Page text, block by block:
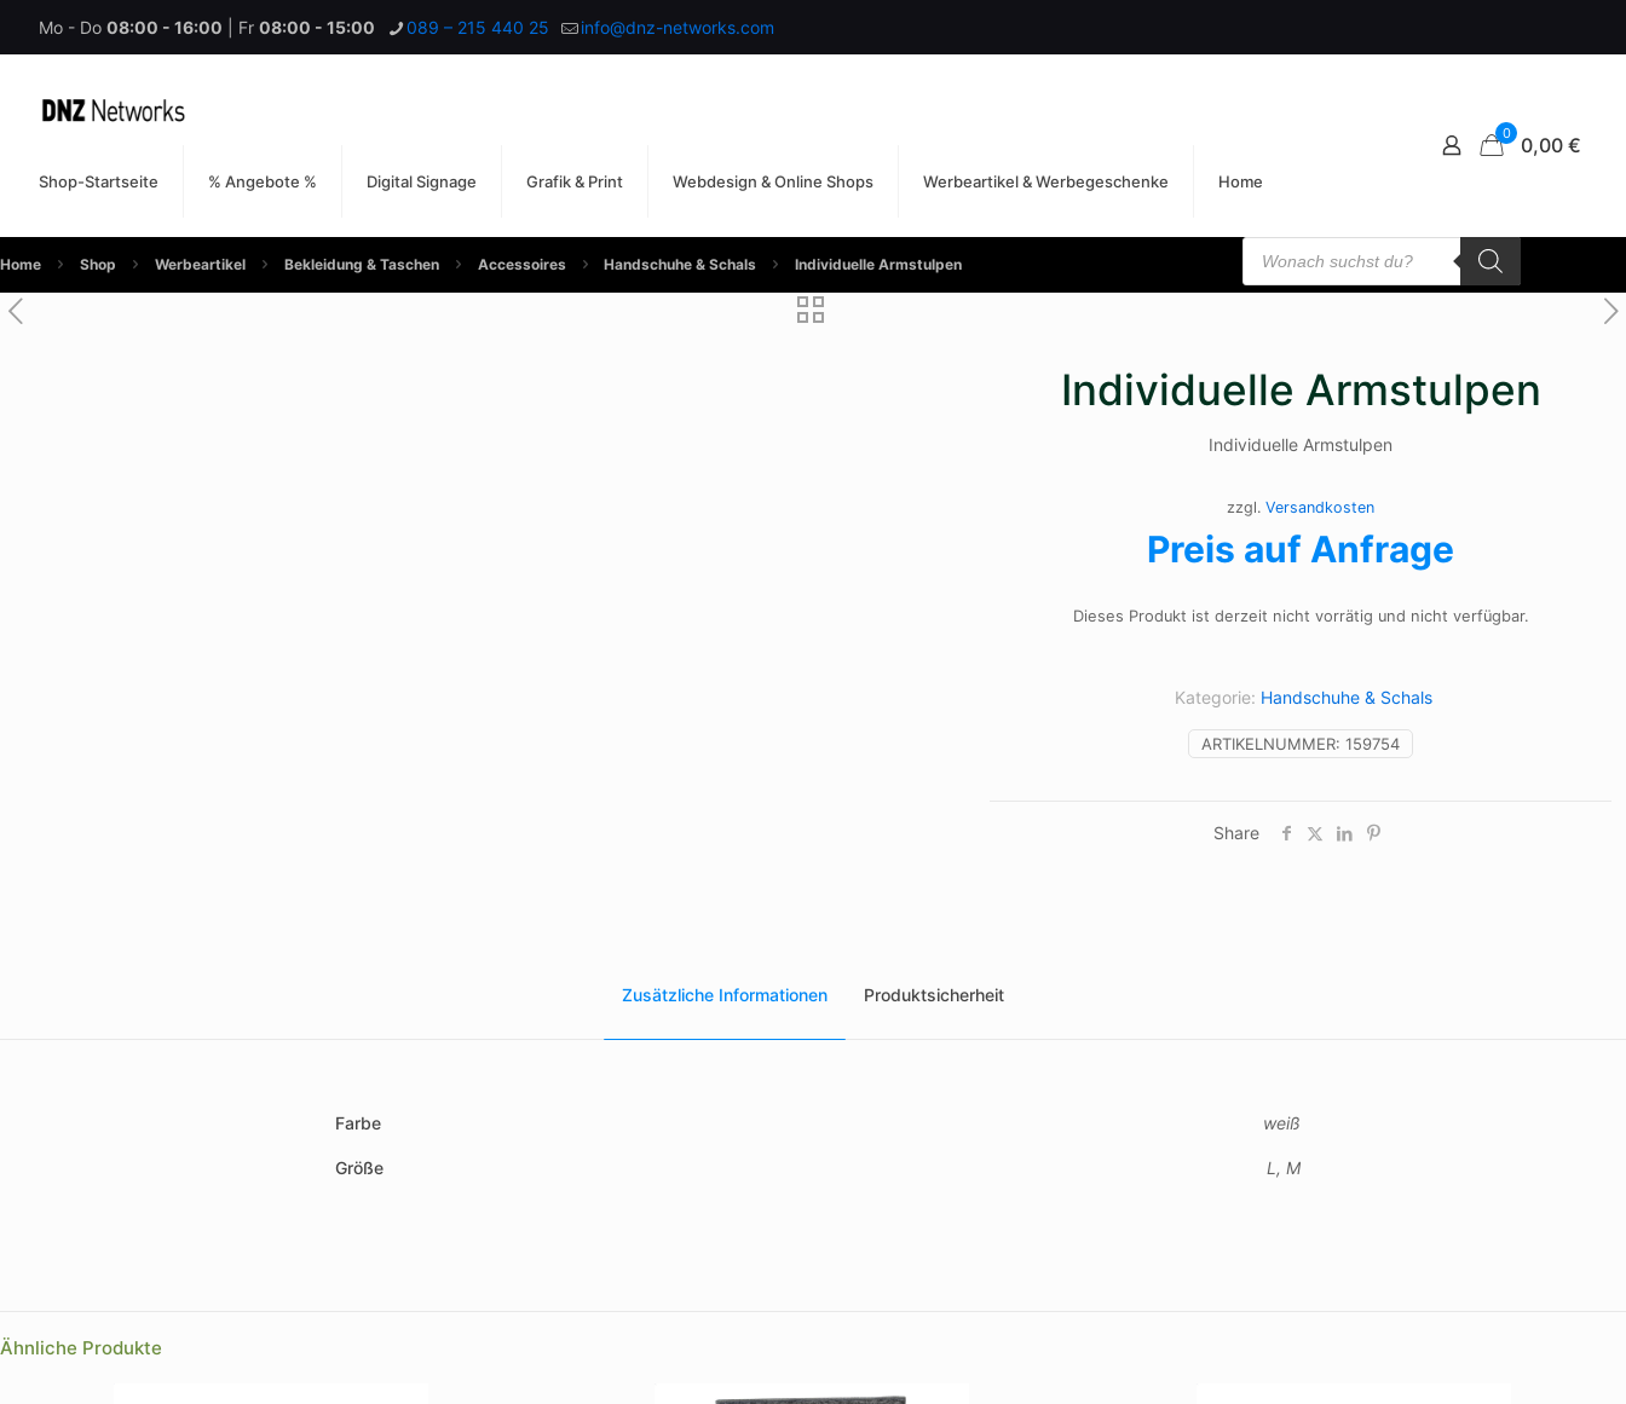
Mo - Do 08:00 - 16:00 | Fr 08:00 - 15:00 089 – 215 440 25 info@dnz-networks.com
Shop-Startseite % Angebote % Digital Signage Grafik & Print Webdesign & Online Shops Werbeartikel & Werbegeschenke Home
0 0,00 €
Home Shop Werbeartikel Bekleidung & Taschen Accessoires Handschuhe & Schals Individuelle Armstulpen
Products
search
Individuelle Armstulpen
Individuelle Armstulpen
zzgl.Versandkosten
Preis auf Anfrage
Dieses Produkt ist derzeit nicht vorrätig und nicht verfügbar.
ARTIKELNUMMER:159754
Kategorie: Handschuhe & Schals
Share
Zusätzliche Informationen Produktsicherheit
Farbe weiß
Größe L, M
Ähnliche Produkte